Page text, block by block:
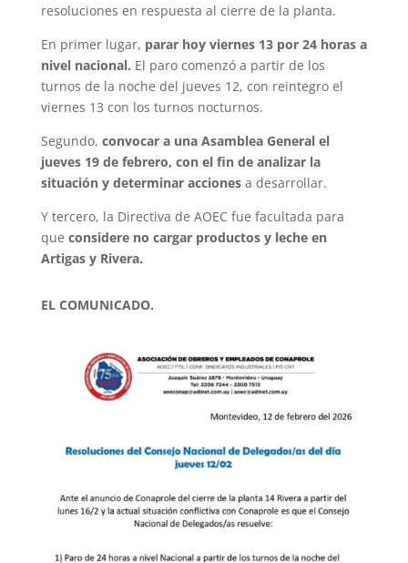
resoluciones en respuesta al cierre de la planta.
En primer lugar, parar hoy viernes 13 por 24 horas a
nivel nacional. El paro comenzó a partir de los
turnos de la noche del jueves 12, con reintegro el
viernes 13 con los turnos nocturnos.
Segundo, convocar a una Asamblea General el
jueves 19 de febrero, con el fin de analizar la
situación y determinar accionesa desarrollar.
Y tercero, la Directiva de AOEC fue facultada para
que considere no cargar productos y leche en
Artigas y Rivera.
EL COMUNICADO.